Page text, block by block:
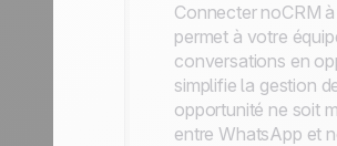
Connecter noCRM
permet à votre
conversations en
simplifie la gestion
opportunité ne soit
entre WhatsApp et